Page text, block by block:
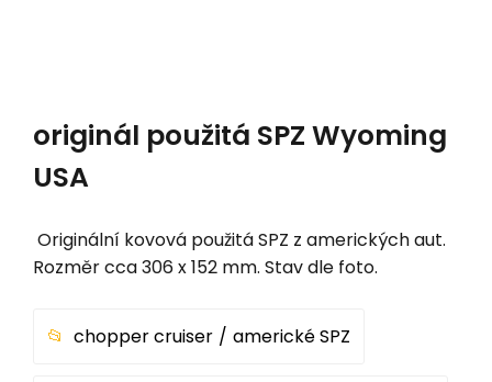
originál použitá SPZ Wyoming
USA
Originální kovová použitá SPZ z amerických aut.
Rozměr cca 306 x 152 mm. Stav dle foto.
chopper cruiser americké SPZ